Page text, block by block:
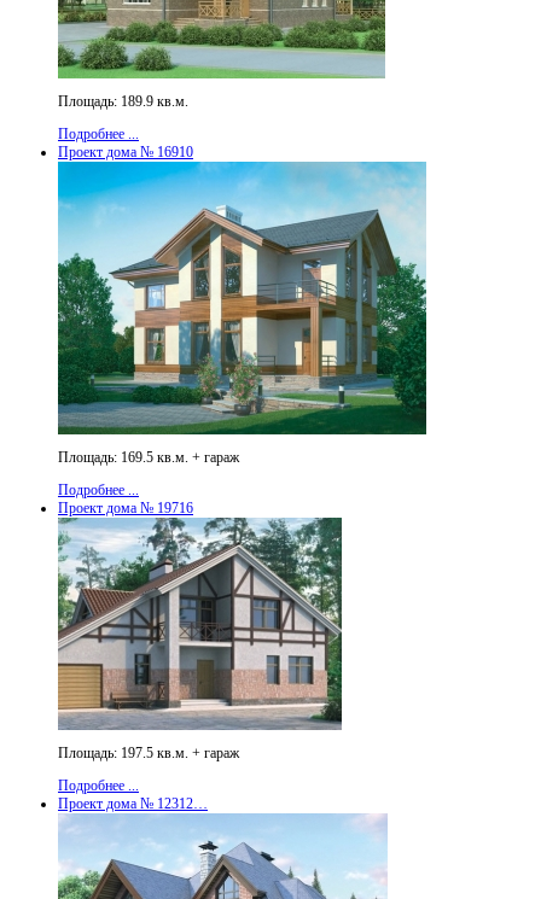
Площадь: 189.9 кв.м.
Подробнее ...
Проект дома № 16910
Площадь: 169.5 кв.м. + гараж
Подробнее ...
Проект дома № 19716
Площадь: 197.5 кв.м. + гараж
Подробнее ...
Проект дома № 12312…